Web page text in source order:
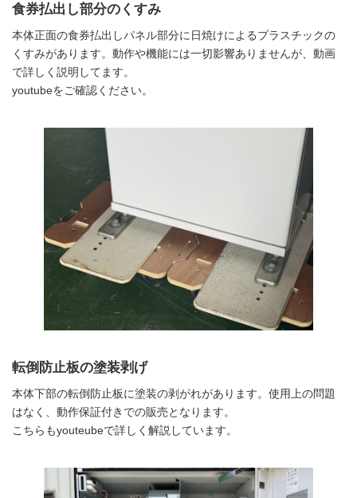
食券払出し部分のくすみ
本体正面の食券払出しパネル部分に日焼けによるプラスチックの
くすみがあります。動作や機能には一切影響ありませんが、動画
で詳しく説明してます。
youtubeをご確認ください。
転倒防止板の塗装剥げ
本体下部の転倒防止板に塗装の剥がれがあります。使用上の問題
はなく、動作保証付きでの販売となります。
こちらもyouteubeで詳しく解説しています。